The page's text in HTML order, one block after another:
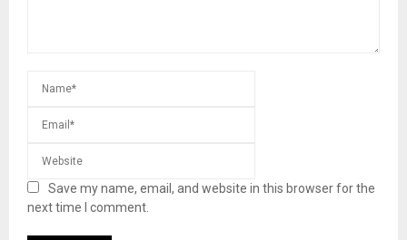
Save my name, email, and website in this browser for the
next time I comment.